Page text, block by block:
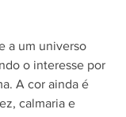
a um universo
o interesse por
A cor ainda é
calmaria e